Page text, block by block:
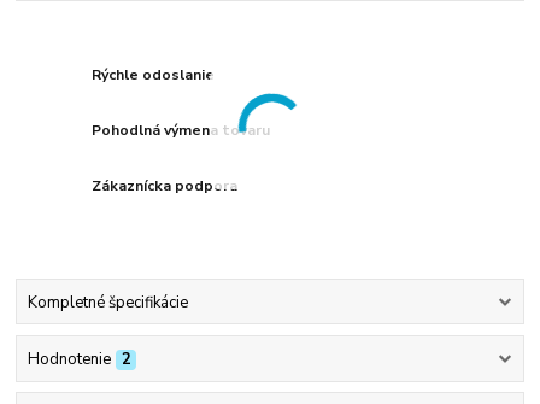
Rýchle odoslanie
Pohodlná výmena tovaru
Zákaznícka podpora
Kompletné špecifikácie
Hodnotenie 2